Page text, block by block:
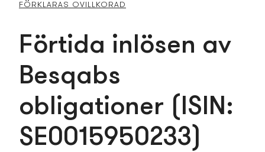
FÖRKLARAS OVILLKORAD
Förtida inlösen av
Besqabs
obligationer (ISIN:
SE0015950233)